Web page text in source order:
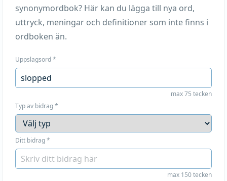
synonymordbok? Här kan du lägga till nya ord,
uttryck, meningar och definitioner som inte finns i
ordboken än.
Uppslagsord*
max 75 tecken
Typ av bidrag*
Ditt bidrag*
max 150 tecken